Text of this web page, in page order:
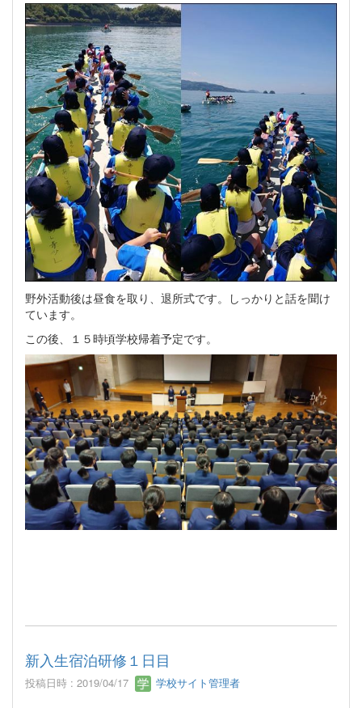
野外活動後は昼食を取り、退所式です。しっかりと話を聞け
ています。
この後、１５時頃学校帰着予定です。
新入生宿泊研修１日目
投稿日時 : 2019/04/17 学校サイト管理者